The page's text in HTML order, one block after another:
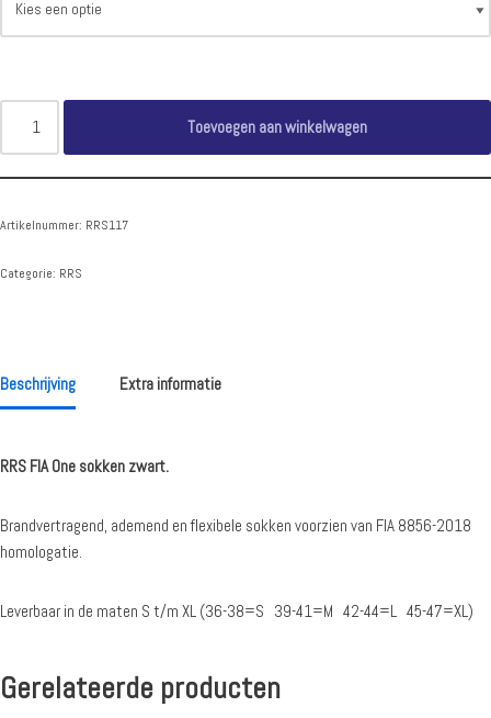
Toevoegen aan winkelwagen
Artikelnummer: RRS117
Categorie: RRS
Beschrijving Extra informatie
RRS FIA One sokken zwart.
Brandvertragend, ademend en flexibele sokken voorzien van FIA 8856-2018
homologatie.
Leverbaar in de maten S t/m XL (36-38=S 39-41=M 42-44=L 45-47=XL)
Gerelateerde producten